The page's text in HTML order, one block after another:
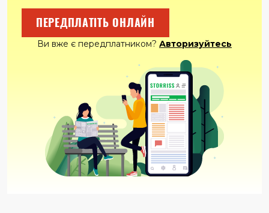
ПЕРЕДПЛАТІТЬ ОНЛАЙН
Ви вже є передплатником? Авторизуйтесь